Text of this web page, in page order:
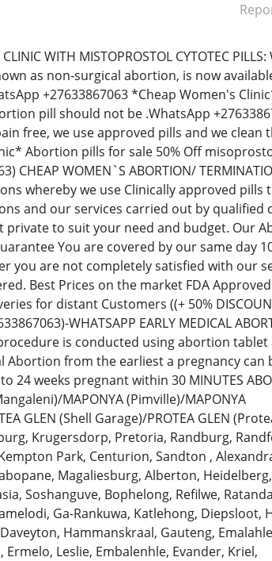
WITH MISTOPROSTOL CYTOTEC PILLS:
as non-surgical abortion, is now
+27633867063 *Cheap Women's
pill should not be .WhatsApp
free, we use approved pills and we clean
Abortion pills for sale 50% Off
WOMEN`S ABORTION/
whereby we use Clinically approved pills
and our services carried out by qualified
to suit your need and budget. Our
You are covered by our same day
you are not completely satisfied with our
Best Prices on the market FDA
for distant Customers ((+ 50%
WHATSAPP EARLY MEDICAL
is conducted using abortion tablet
Abortion from the earliest a pregnancy can
weeks pregnant within 30 MINUTES
MAPONYA (Pimville)/MAPONYA
GLEN (Shell Garage)/PROTEA GLEN
Krugersdorp, Pretoria, Randburg,
Park, Centurion, Sandton ,
Magaliesburg, Alberton,
Soshanguve, Bophelong, Refilwe,
Ga-Rankuwa, Katlehong, Diepsloot,
Hammanskraal, Gauteng,
Leslie, Embalenhle, Evander, Kriel,